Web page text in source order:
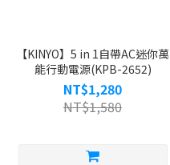
【KINYO】5 in 1自帶AC迷你萬
能行動電源(KPB-2652)
NT$1,280
NT$1,580